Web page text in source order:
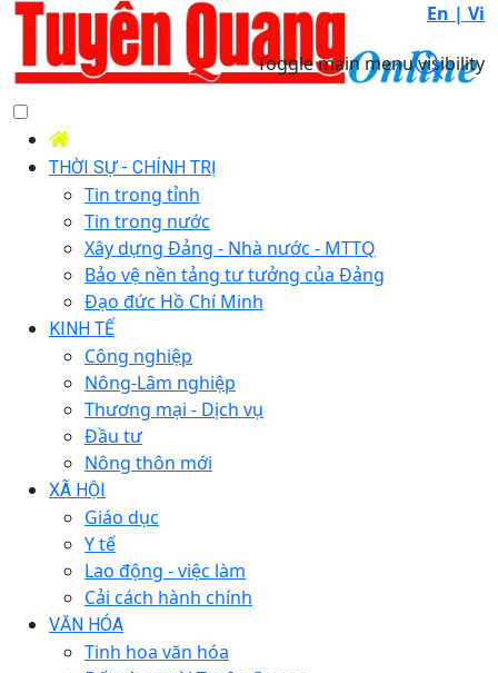
En | Vi
Toggle main menu visibility
THỜI SỰ - CHÍNH TRỊ
Tin trong tỉnh
Tin trong nước
Xây dựng Đảng - Nhà nước - MTTQ
Bảo vệ nền tảng tư tưởng của Đảng
Đạo đức Hồ Chí Minh
KINH TẾ
Công nghiệp
Nông-Lâm nghiệp
Thương mại - Dịch vụ
Đầu tư
Nông thôn mới
XÃ HỘI
Giáo dục
Y tế
Lao động - việc làm
Cải cách hành chính
VĂN HÓA
Tinh hoa văn hóa